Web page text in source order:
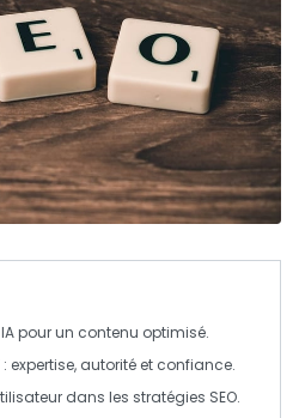
pour un contenu optimisé.
: expertise, autorité et confiance.
dans les stratégies SEO.